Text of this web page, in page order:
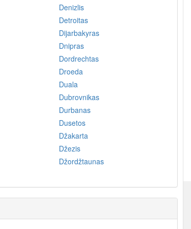
Denizlis
Detroitas
Dijarbakyras
Dnipras
Dordrechtas
Droeda
Duala
Dubrovnikas
Durbanas
Dusetos
Džakarta
Džezis
Džordžtaunas